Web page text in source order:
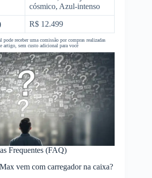
cósmico, Azul-intenso
R$ 12.499
receber uma comissão por compras realizadas
artigo, sem custo adicional para você
Frequentes (FAQ)
vem com carregador na caixa?